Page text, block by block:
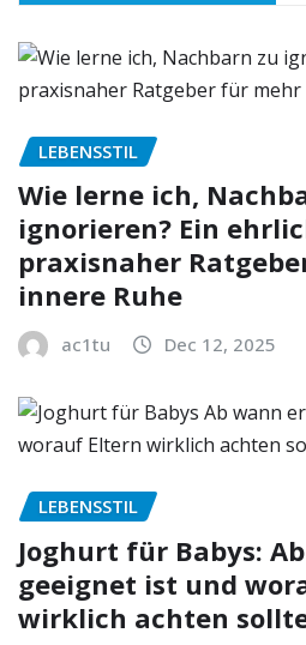
LEBENSSTIL
Wie lerne ich,
ignorieren? Ein
praxisnaher
innere Ruhe
ac1tu Dec 12, 2025
LEBENSSTIL
Joghurt für Babys:
geeignet ist und
wirklich achten